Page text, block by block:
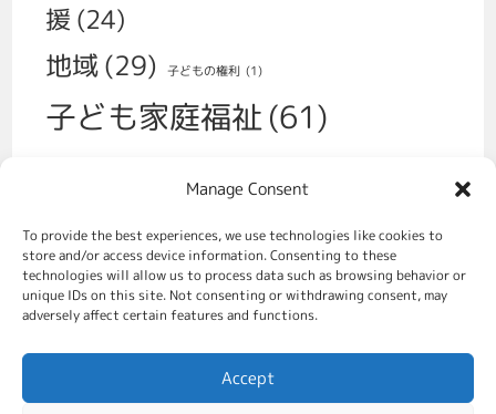
Manage Consent
To provide the best experiences, we use technologies like cookies to
store and/or access device information. Consenting to these
technologies will allow us to process data such as browsing behavior or
unique IDs on this site. Not consenting or withdrawing consent, may
adversely affect certain features and functions.
Accept
援 (24)
地域(29) 子どもの権利 (1)
子ども家庭福祉(61)
福祉政策(70) 移民 (2)
虐待対策、社会的養護 (49)
親をすることの支援